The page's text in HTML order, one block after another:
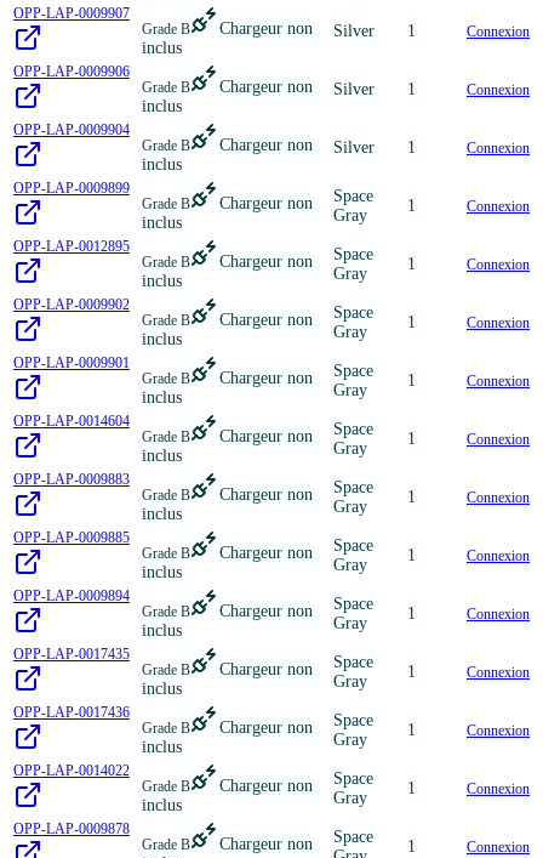
OPP-LAP-0009907
Grade B
Chargeur non
inclus
Silver 1 Connexion
OPP-LAP-0009906
Grade B
Chargeur non
inclus
Silver 1 Connexion
OPP-LAP-0009904
Grade B
Chargeur non
inclus
Silver 1 Connexion
OPP-LAP-0009899
Grade B
Chargeur non
inclus
Space
Gray
1 Connexion
OPP-LAP-0012895
Grade B
Chargeur non
inclus
Space
Gray
1 Connexion
OPP-LAP-0009902
Grade B
Chargeur non
inclus
Space
Gray
1 Connexion
OPP-LAP-0009901
Grade B
Chargeur non
inclus
Space
Gray
1 Connexion
OPP-LAP-0014604
Grade B
Chargeur non
inclus
Space
Gray
1 Connexion
OPP-LAP-0009883
Grade B
Chargeur non
inclus
Space
Gray
1 Connexion
OPP-LAP-0009885
Grade B
Chargeur non
inclus
Space
Gray
1 Connexion
OPP-LAP-0009894
Grade B
Chargeur non
inclus
Space
Gray
1 Connexion
OPP-LAP-0017435
Grade B
Chargeur non
inclus
Space
Gray
1 Connexion
OPP-LAP-0017436
Grade B
Chargeur non
inclus
Space
Gray
1 Connexion
OPP-LAP-0014022
Grade B
Chargeur non
inclus
Space
Gray
1 Connexion
OPP-LAP-0009878
Grade B
Chargeur non
Space
1 Connexion